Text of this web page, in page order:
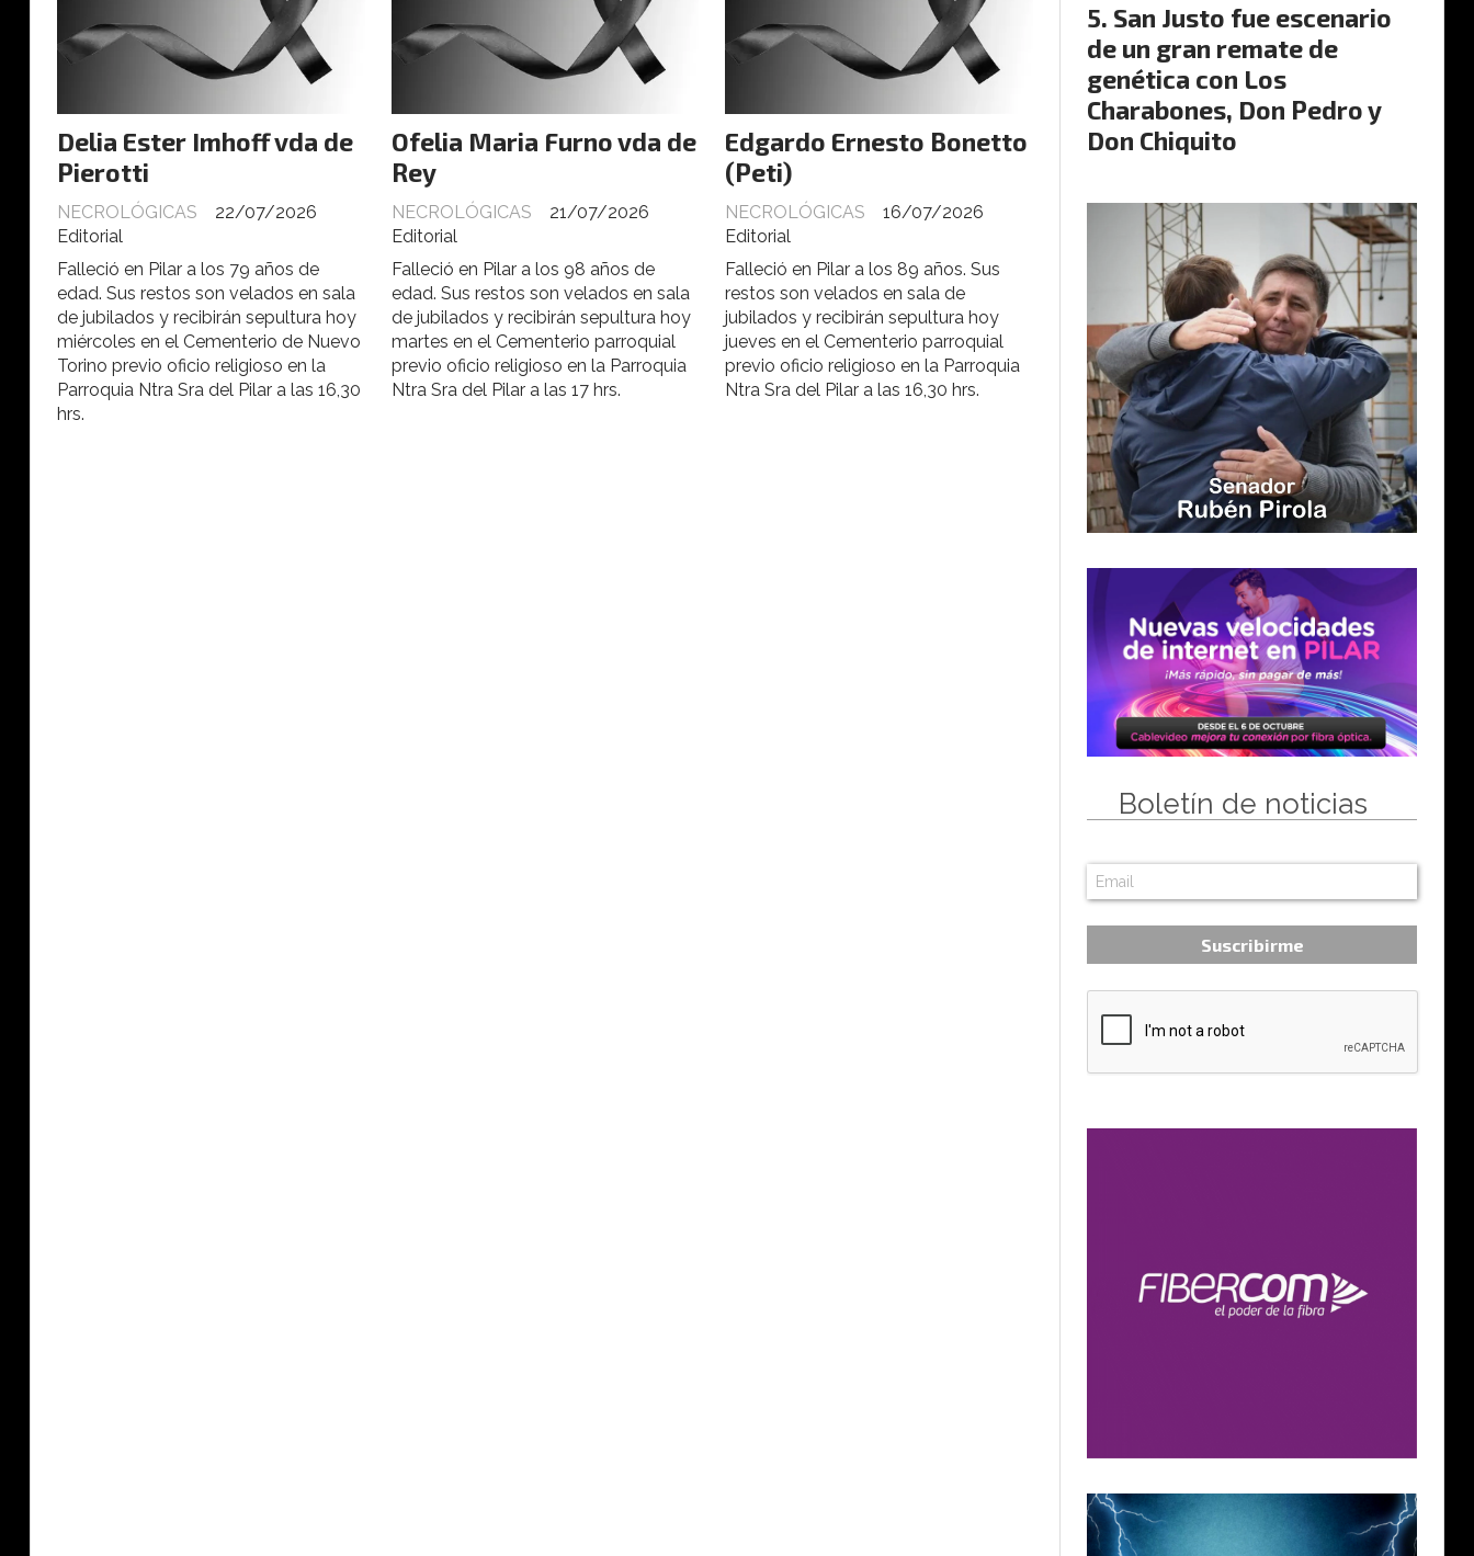
Delia Ester Imhoff vda de
Pierotti
Editorial
NECROLÓGICAS 22/07/2026
Falleció en Pilar a los 79 años de
edad. Sus restos son velados en sala
de jubilados y recibirán sepultura hoy
miércoles en el Cementerio de Nuevo
Torino previo oficio religioso en la
Parroquia Ntra Sra del Pilar a las 16,30
hrs.
Ofelia Maria Furno vda de
Rey
Editorial
NECROLÓGICAS 21/07/2026
Falleció en Pilar a los 98 años de
edad. Sus restos son velados en sala
de jubilados y recibirán sepultura hoy
martes en el Cementerio parroquial
previo oficio religioso en la Parroquia
Ntra Sra del Pilar a las 17 hrs.
Edgardo Ernesto Bonetto
(Peti)
Editorial
NECROLÓGICAS 16/07/2026
Falleció en Pilar a los 89 años. Sus
restos son velados en sala de
jubilados y recibirán sepultura hoy
jueves en el Cementerio parroquial
previo oficio religioso en la Parroquia
Ntra Sra del Pilar a las 16,30 hrs.
San Justo fue escenario
de un gran remate de
genética con Los
Charabones, Don Pedro y
Don Chiquito
Boletín de noticias
Suscribirme